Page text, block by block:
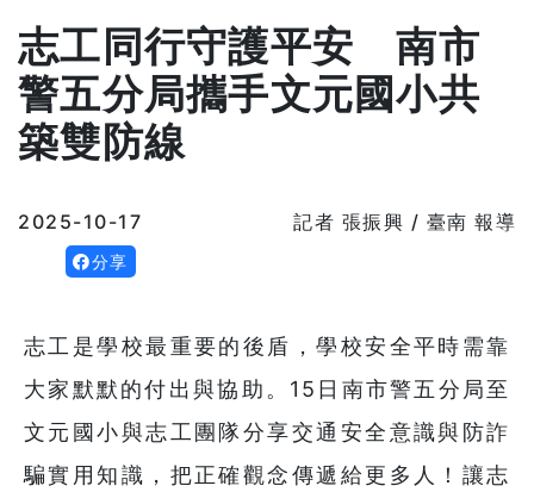
志工同行守護平安 南市
警五分局攜手文元國小共
築雙防線
2025-10-17 記者 張振興 / 臺南 報導
分享
志工是學校最重要的後盾，學校安全平時需靠
大家默默的付出與協助。15日南市警五分局至
文元國小與志工團隊分享交通安全意識與防詐
騙實用知識，把正確觀念傳遞給更多人！讓志